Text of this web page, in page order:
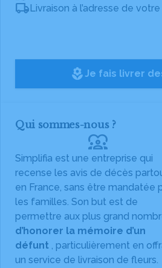
Livraison à l’adresse de
local_florist Je fais livrer
Qui sommes-nous ?
diversity_1
Simplifia est une entreprise qui
recense les avis de décès
en France, sans être mandatée
les familles. Son but est de
permettre aux plus grand
d’honorer la mémoire d’un
défunt , particulièrement en
un service de livraison de fleurs.